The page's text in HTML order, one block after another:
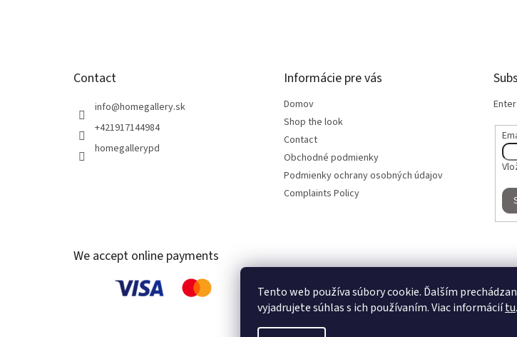
Tento web používa súbory cookie. Ďalším
vyjadrujete súhlas s ich používaním. Viac informáciítu.
Contact
info@homegallery.sk
+421917144984
homegallerypd
Informácie pre vás
Domov
Shop the look
Contact
Obchodné podmienky
Podmienky ochrany osobných údajov
Complaints Policy
We accept online payments